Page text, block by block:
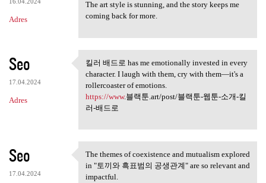
Adres
The art style is stunning, and the story keeps me
coming back for more.
Seo
17.04.2024
Adres
킬러 배드로 has me emotionally
킬러 배드로 has me emotionally invested in every
character. I laugh with them, cry with them—it's a
rollercoaster of emotions.
https://www.블랙툰.art/post/블랙툰-웹툰-소개-킬
러-배드로
Seo
17.04.2024
The themes of coexistence and
The themes of coexistence and mutualism explored
in "토끼와 흑표범의 공생관계" are so relevant and
impactful.